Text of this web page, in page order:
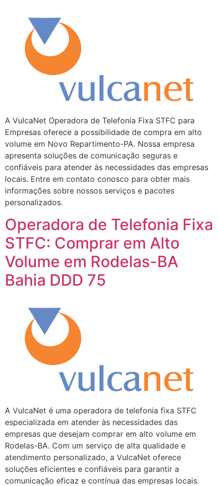
A VulcaNet Operadora de Telefonia Fixa STFC para
Empresas oferece a possibilidade de compra em alto
volume em Novo Repartimento-PA. Nossa empresa
apresenta soluções de comunicação seguras e
confiáveis para atender às necessidades das empresas
locais. Entre em contato conosco para obter mais
informações sobre nossos serviços e pacotes
personalizados.
Operadora de Telefonia Fixa
STFC: Comprar em Alto
Volume em Rodelas-BA
Bahia DDD 75
A VulcaNet é uma operadora de telefonia fixa STFC
especializada em atender às necessidades das
empresas que desejam comprar em alto volume em
Rodelas-BA. Com um serviço de alta qualidade e
atendimento personalizado, a VulcaNet oferece
soluções eficientes e confiáveis para garantir a
comunicação eficaz e contínua das empresas locais.